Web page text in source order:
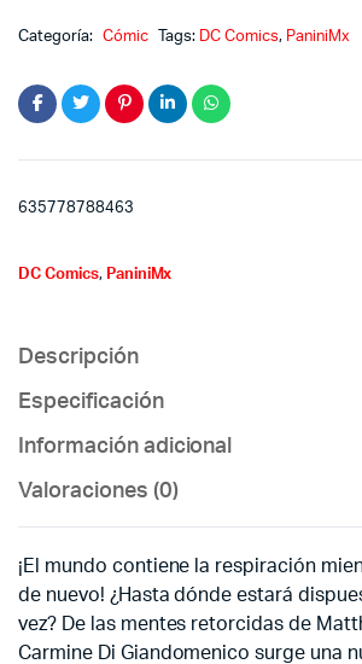
Categoría: Cómic Tags: DC Comics, PaniniMx
635778788463
DC Comics, PaniniMx
Descripción
Especificación
Información adicional
Valoraciones (0)
¡El mundo contiene la respiración
de nuevo! ¿Hasta dónde estará
vez? De las mentes retorcidas de
Carmine Di Giandomenico surge una